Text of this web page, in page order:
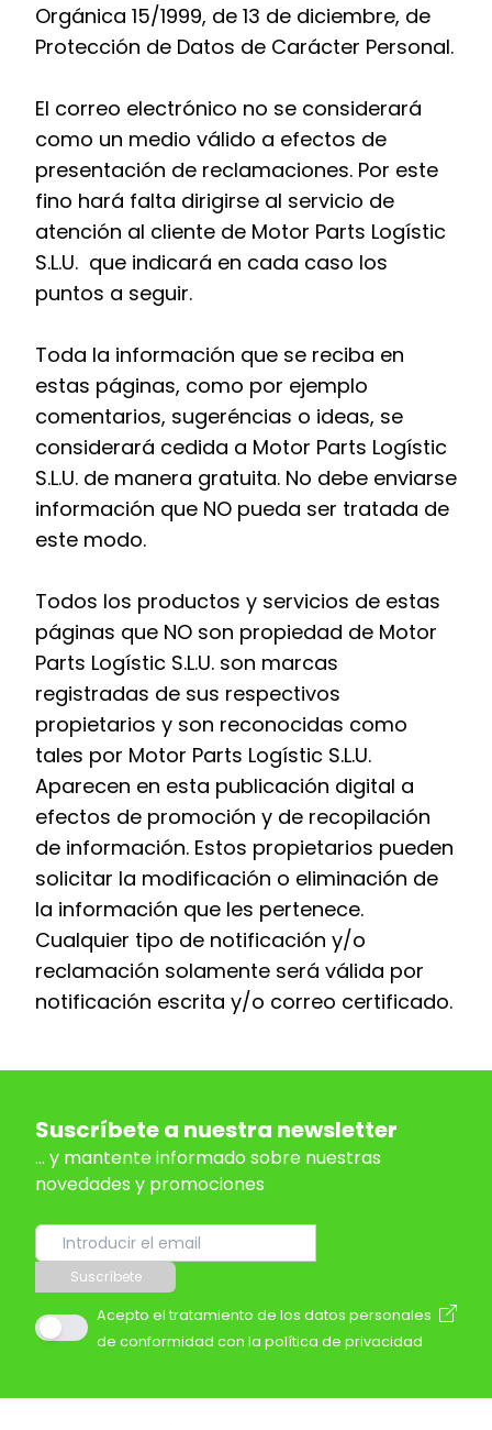
Orgánica 15/1999, de 13 de diciembre, de
Protección de Datos de Carácter Personal.
El correo electrónico no se considerará
como un medio válido a efectos de
presentación de reclamaciones. Por este
fino hará falta dirigirse al servicio de
atención al cliente de Motor Parts Logístic
S.L.U. que indicará en cada caso los
puntos a seguir.
Toda la información que se reciba en
estas páginas, como por ejemplo
comentarios, sugeréncias o ideas, se
considerará cedida a Motor Parts Logístic
S.L.U. de manera gratuita. No debe enviarse
información que NO pueda ser tratada de
este modo.
Todos los productos y servicios de estas
páginas que NO son propiedad de Motor
Parts Logístic S.L.U. son marcas
registradas de sus respectivos
propietarios y son reconocidas como
tales por Motor Parts Logístic S.L.U.
Aparecen en esta publicación digital a
efectos de promoción y de recopilación
de información. Estos propietarios pueden
solicitar la modificación o eliminación de
la información que les pertenece.
Cualquier tipo de notificación y/o
reclamación solamente será válida por
notificación escrita y/o correo certificado.
Suscríbete a nuestra newsletter
... y mantente informado sobre nuestras
novedades y promociones
Suscríbete
Acepto el tratamiento de los datos personales
de conformidad con la política de privacidad